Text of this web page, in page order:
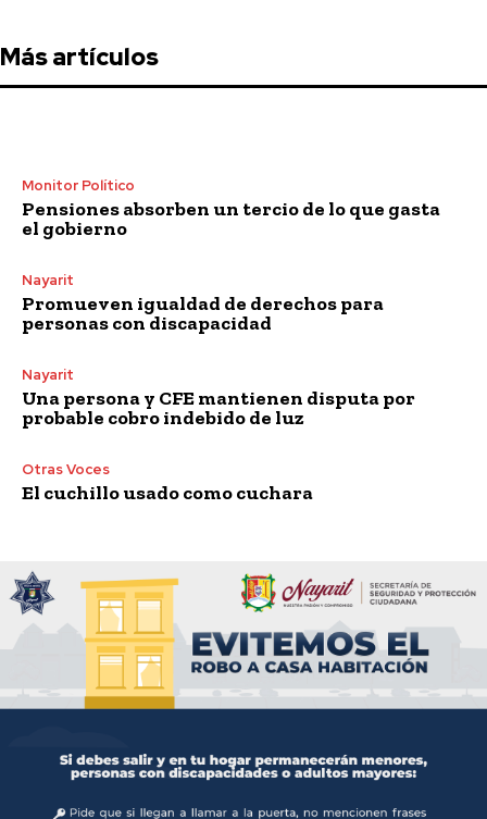
Más artículos
Monitor Político
Pensiones absorben un tercio de lo que gasta
el gobierno
Nayarit
Promueven igualdad de derechos para
personas con discapacidad
Nayarit
Una persona y CFE mantienen disputa por
probable cobro indebido de luz
Otras Voces
El cuchillo usado como cuchara